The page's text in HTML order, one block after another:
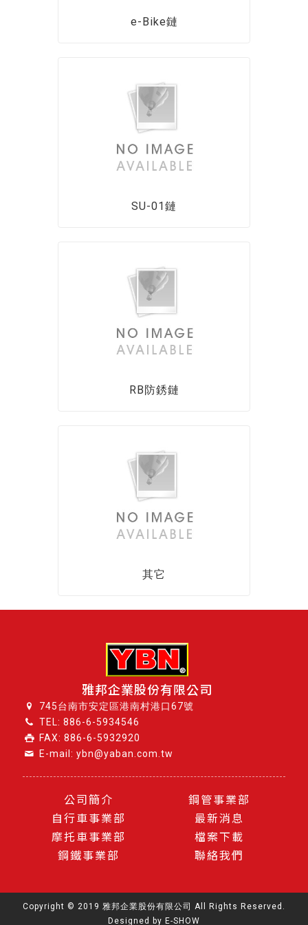
e-Bike鏈
SU-01鏈
RB防銹鏈
其它
雅邦企業股份有限公司
745台南市安定區港南村港口67號
TEL:886-6-5934546
FAX: 886-6-5932920
E-mail: ybn@yaban.com.tw
公司簡介
自行車事業部
摩托車事業部
鋼鐵事業部
鋼管事業部
最新消息
檔案下載
聯絡我們
Copyright © 2019 雅邦企業股份有限公司 All Rights Reserved.
Designed by E-SHOW